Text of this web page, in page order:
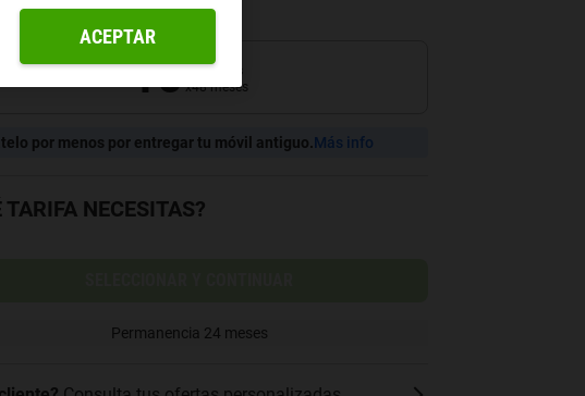
10,00€
x48 meses
por menos por entregar tu móvil antiguo.Más info
TARIFA NECESITAS?
Permanencia 24 meses
ACEPTAR